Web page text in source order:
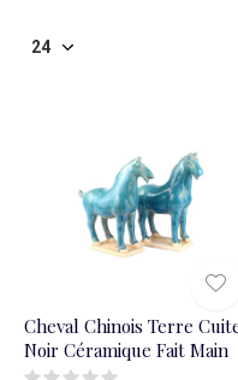
Cheval Chinois Terre
Noir Céramique Fait Main